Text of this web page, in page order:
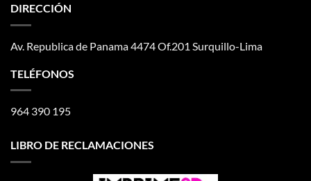
DIRECCIÓN
Av. Republica de Panama 4474 Of.201 Surquillo-Lima
TELÉFONOS
964 390 195
LIBRO DE RECLAMACIONES